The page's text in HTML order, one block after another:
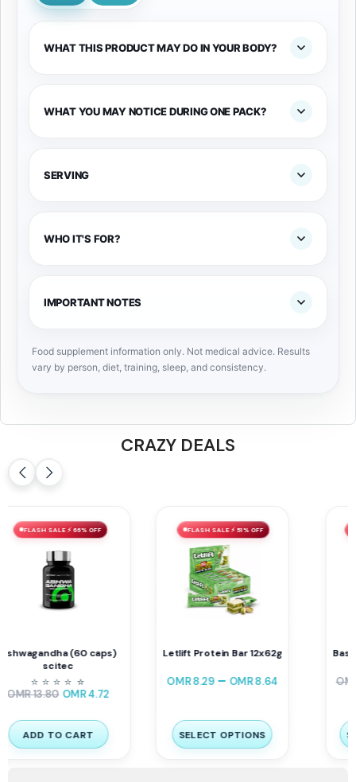
WHAT THIS PRODUCT MAY DO IN YOUR BODY?
WHAT YOU MAY NOTICE DURING ONE PACK?
SERVING
WHO IT'S FOR?
IMPORTANT NOTES
Food supplement information only. Not medical advice. Results
vary by person, diet, training, sleep, and consistency.
CRAZY DEALS
FLASH SALE ⚡ 51% OFF
Letlift Protein Bar 12x62g
OMR8.29 –
SELECT OPTIONS
FLASH SALE ⚡ 59% OFF
Basic BCAA 60 Servings
OMR 23.90 OMR9.80
SELECT OPTIONS